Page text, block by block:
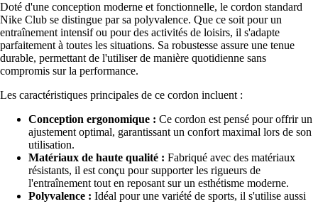
Doté d'une conception moderne et fonctionnelle, le cordon standard
Nike Club se distingue par sa polyvalence. Que ce soit pour un
entraînement intensif ou pour des activités de loisirs, il s'adapte
parfaitement à toutes les situations. Sa robustesse assure une tenue
durable, permettant de l'utiliser de manière quotidienne sans
compromis sur la performance.
Les caractéristiques principales de ce cordon incluent :
Conception ergonomique : Ce cordon est pensé pour offrir un
ajustement optimal, garantissant un confort maximal lors de son
utilisation.
Matériaux de haute qualité : Fabriqué avec des matériaux
résistants, il est conçu pour supporter les rigueurs de
l'entraînement tout en reposant sur un esthétisme moderne.
Polyvalence : Idéal pour une variété de sports, il s'utilise aussi